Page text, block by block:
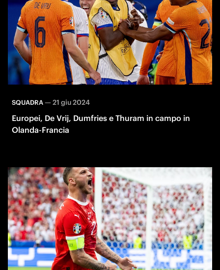
SQUADRA— 21 giu 2024
Europei, De Vrij, Dumfries e Thuram in campo in
Olanda-Francia